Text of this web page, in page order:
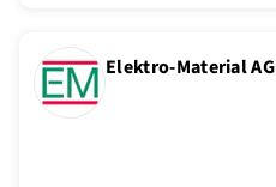
Elektro-Material AG